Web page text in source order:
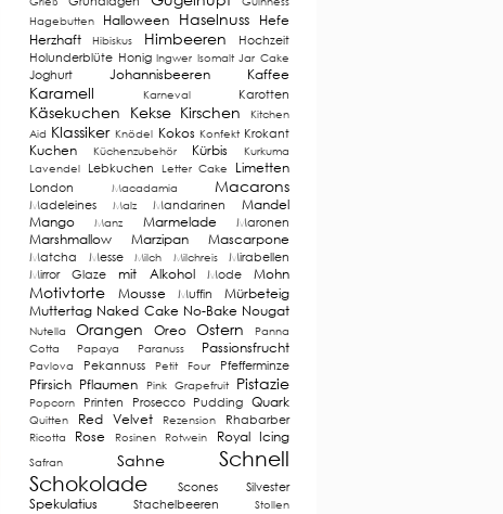
Hagebutten
Halloween Haselnuss
Hefe
Herzhaft
Hibiskus Himbeeren
Hochzeit
Holunderblüte Honig Ingwer Isomalt Jar Cake
Joghurt Johannisbeeren Kaffee
Karamell Karneval Karotten
Käsekuchen Kekse Kirschen
Kitchen
Aid Klassiker Knödel Kokos Konfekt Krokant
Kuchen Küchenzubehör Kürbis
Kurkuma
Lavendel
Lebkuchen Letter Cake Limetten
London Macadamia Macarons
Madeleines Malz Mandarinen
Mandel
Mango
Manz Marmelade Maronen
Marshmallow Marzipan Mascarpone
Matcha Messe Milch Milchreis
Mirabellen
Mirror Glaze
mit Alkohol Mode Mohn
Motivtorte Mousse Muffin
Mürbeteig
Muttertag Naked Cake No-Bake Nougat
Nutella Orangen Oreo Ostern
Panna
Cotta
Papaya Paranuss Passionsfrucht
Pavlova Pekannuss Petit Four Pfefferminze
Pfirsich Pflaumen Pink Grapefruit Pistazie
Popcorn Printen Prosecco Pudding Quark
Quitten Red Velvet Rezension Rhabarber
Ricotta Rose Rosinen Rotwein Royal Icing
Safran Sahne
Schnell
Schokolade
Scones Silvester
Spekulatius Stachelbeeren Stollen